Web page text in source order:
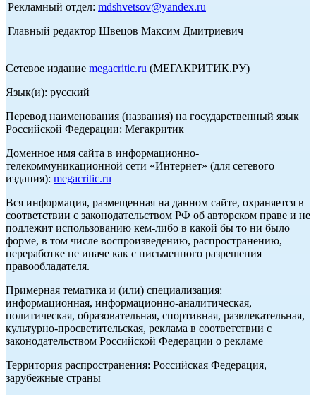
Рекламный отдел: mdshvetsov@yandex.ru
Главный редактор Швецов Максим Дмитриевич
Сетевое издание megacritic.ru (МЕГАКРИТИК.РУ)
Язык(и): русский
Перевод наименования (названия) на государственный язык
Российской Федерации: Мегакритик
Доменное имя сайта в информационно-
телекоммуникационной сети «Интернет» (для сетевого
издания): megacritic.ru
Вся информация, размещенная на данном сайте, охраняется в
соответствии с законодательством РФ об авторском праве и не
подлежит использованию кем-либо в какой бы то ни было
форме, в том числе воспроизведению, распространению,
переработке не иначе как с письменного разрешения
правообладателя.
Примерная тематика и (или) специализация:
информационная, информационно-аналитическая,
политическая, образовательная, спортивная, развлекательная,
культурно-просветительская, реклама в соответствии с
законодательством Российской Федерации о рекламе
Территория распространения: Российская Федерация,
зарубежные страны